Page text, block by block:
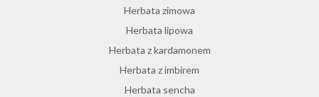
Hibiskus herbata
Herbata różana
Herbata z lukrecji
Herbata z rokitnika
Herbata jesienna
Herbata zimowa
Herbata lipowa
Herbata z kardamonem
Herbata z imbirem
Herbata sencha